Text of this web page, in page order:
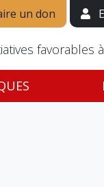
un don
favorables